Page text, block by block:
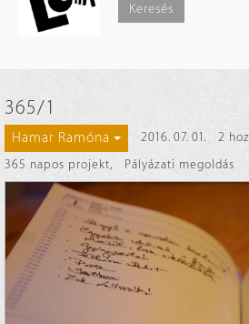
Keresés
365/1
Hamar Ramóna 2016. 07. 01.
2
365 napos projekt, Pályázati megoldás